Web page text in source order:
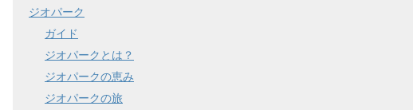
ジオパーク
ガイド
ジオパークとは？
ジオパークの恵み
ジオパークの旅